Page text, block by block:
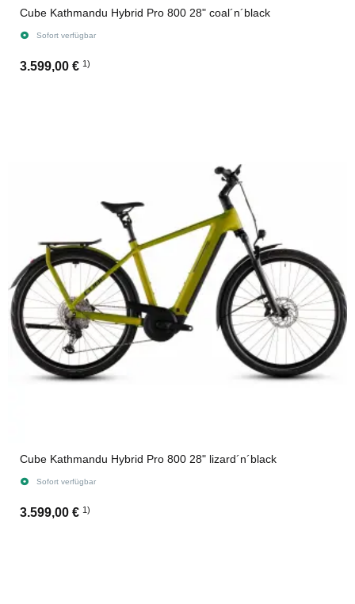
Cube Kathmandu Hybrid Pro 800 28" coal´n´black
Sofort verfügbar
3.599,00 € 1)
Cube Kathmandu Hybrid Pro 800 28" lizard´n´black
Sofort verfügbar
3.599,00 € 1)